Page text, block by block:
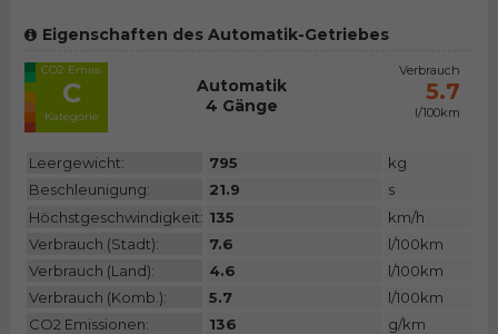
Eigenschaften des Automatik-Getriebes
CO2 Emiss.
C
Kategorie
Automatik
4 Gänge
Verbrauch
5.7
l/100km
Leergewicht: 795
kg
Beschleunigung:
21.9
s
Höchstgeschwindigkeit: 135
km/h
Verbrauch (Stadt):
7.6
l/100km
Verbrauch (Land):
4.6
l/100km
Verbrauch (Komb.):
5.7
l/100km
CO2 Emissionen:
136 g/km